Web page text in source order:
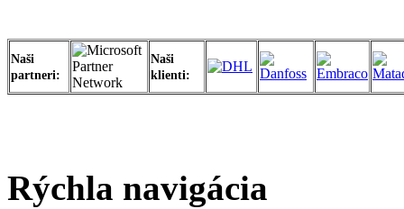
Naši
partneri:
Naši
klienti:
Rýchla navigácia